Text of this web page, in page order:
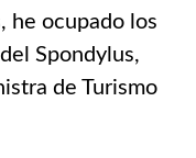
he ocupado los
Spondylus,
de Turismo